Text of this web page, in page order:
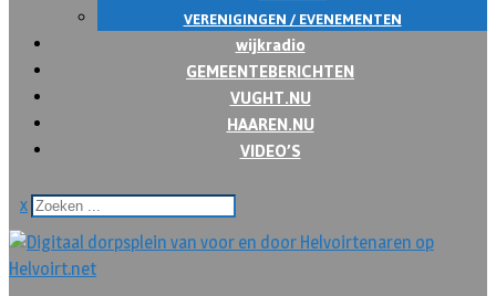
VERENIGINGEN / EVENEMENTEN
wijkradio
GEMEENTEBERICHTEN
VUGHT.NU
HAAREN.NU
VIDEO’S
x